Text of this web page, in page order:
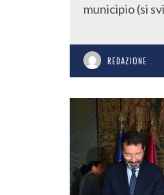
municipio (si
REDAZIONE